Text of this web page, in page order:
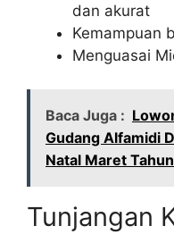
dan akurat
Kemampuan
Menguasai
Baca Juga :
Gudang Alfamidi
Natal Maret
Tunjangan